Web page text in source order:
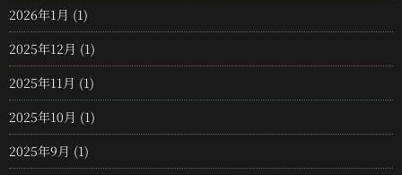
2026年1月 (1)
2025年12月 (1)
2025年11月 (1)
2025年10月 (1)
2025年9月 (1)